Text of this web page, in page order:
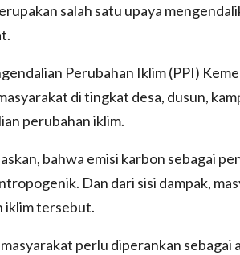
salah satu upaya
Perubahan Iklim (PPI)
di tingkat desa, dusun,
perubahan iklim.
bahwa emisi karbon sebagai
Dan dari sisi dampak,
iklim tersebut.
masyarakat perlu diperankan